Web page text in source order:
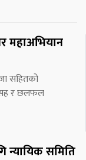
महाअभियान
सहितको
र छलफल
न्यायिक समिति